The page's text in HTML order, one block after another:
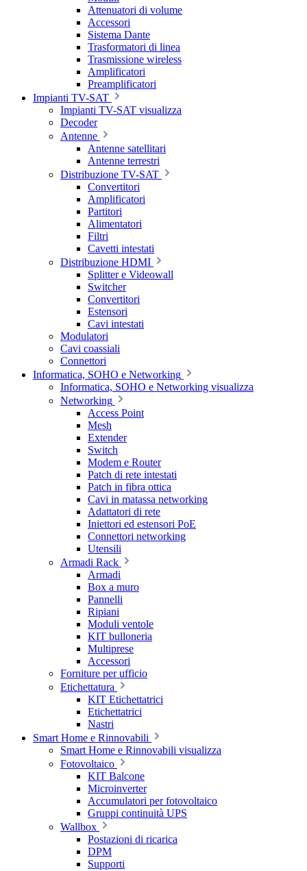
Attenuatori di volume
Accessori
Sistema Dante
Trasformatori di linea
Trasmissione wireless
Amplificatori
Preamplificatori
Impianti TV-SAT
Impianti TV-SAT visualizza
Decoder
Antenne
Antenne satellitari
Antenne terrestri
Distribuzione TV-SAT
Convertitori
Amplificatori
Partitori
Alimentatori
Filtri
Cavetti intestati
Distribuzione HDMI
Splitter e Videowall
Switcher
Convertitori
Estensori
Cavi intestati
Modulatori
Cavi coassiali
Connettori
Informatica, SOHO e Networking
Informatica, SOHO e Networking visualizza
Networking
Access Point
Mesh
Extender
Switch
Modem e Router
Patch di rete intestati
Patch in fibra ottica
Cavi in matassa networking
Adattatori di rete
Iniettori ed estensori PoE
Connettori networking
Utensili
Armadi Rack
Armadi
Box a muro
Pannelli
Ripiani
Moduli ventole
KIT bulloneria
Multiprese
Accessori
Forniture per ufficio
Etichettatura
KIT Etichettatrici
Etichettatrici
Nastri
Smart Home e Rinnovabili
Smart Home e Rinnovabili visualizza
Fotovoltaico
KIT Balcone
Microinverter
Accumulatori per fotovoltaico
Gruppi continuità UPS
Wallbox
Postazioni di ricarica
DPM
Supporti